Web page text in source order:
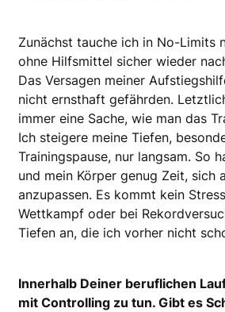
Zunächst tauche ich in No-Limits
ohne Hilfsmittel sicher wieder
Das Versagen meiner
nicht ernsthaft gefährden.
immer eine Sache, wie man das
Ich steigere meine Tiefen,
Trainingspause, nur langsam. So
und mein Körper genug Zeit, sich
anzupassen. Es kommt kein
Wettkampf oder bei
Tiefen an, die ich vorher nicht
Innerhalb Deiner beruflichen
mit Controlling zu tun. Gibt es